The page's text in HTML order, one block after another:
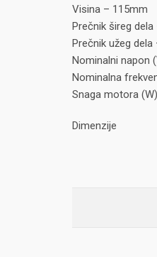
Visina – 115mm
Prečnik šireg
Prečnik užeg
Nominalni napon
Nominalna
Snaga motora
Dimenzije